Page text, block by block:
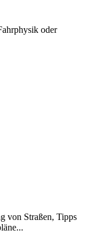
oder
von Straßen, Tipps